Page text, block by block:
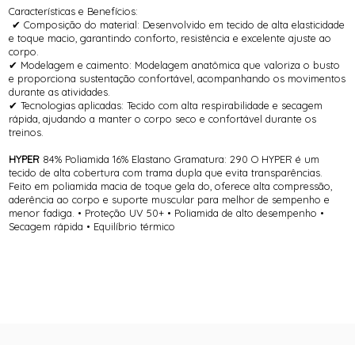
Características e Benefícios:
✔ Composição do material: Desenvolvido em tecido de alta elasticidade
e toque macio, garantindo conforto, resistência e excelente ajuste ao
corpo.
✔ Modelagem e caimento: Modelagem anatômica que valoriza o busto
e proporciona sustentação confortável, acompanhando os movimentos
durante as atividades.
✔ Tecnologias aplicadas: Tecido com alta respirabilidade e secagem
rápida, ajudando a manter o corpo seco e confortável durante os
treinos.
HYPER 84% Poliamida 16% Elastano Gramatura: 290 O HYPER é um
tecido de alta cobertura com trama dupla que evita transparências.
Feito em poliamida macia de toque gela do, oferece alta compressão,
aderência ao corpo e suporte muscular para melhor de sempenho e
menor fadiga. • Proteção UV 50+ • Poliamida de alto desempenho •
Secagem rápida • Equilíbrio térmico